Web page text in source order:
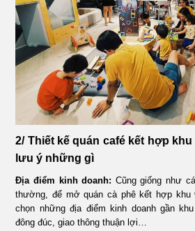
2/ Thiết kế quán café kết hợp
lưu ý những gì
Địa điểm kinh doanh: Cũng giống như
thường, để mở quán cà phê kết hợp khu
chọn những địa điểm kinh doanh gần
đông đúc, giao thông thuận lợi…